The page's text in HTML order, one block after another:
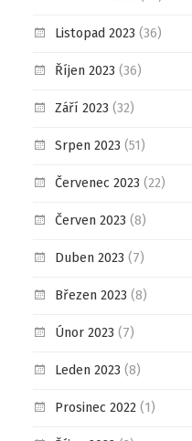
Listopad 2023 (36)
Říjen 2023 (36)
Září 2023 (32)
Srpen 2023 (51)
Červenec 2023 (22)
Červen 2023 (8)
Duben 2023 (7)
Březen 2023 (8)
Únor 2023 (7)
Leden 2023 (8)
Prosinec 2022(1)